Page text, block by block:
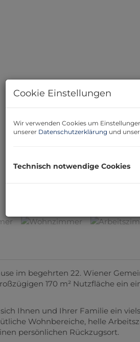
im begehrten 22. Wiener
170 m² Nutzfläche ein
Ihnen und Ihrer Familie ein
Wohnbereiche, helle
persönlichen Rückzugsort.
Cookie Einstellungen
Wir verwenden Cookies um
unserer Datenschutzerklärung und
Technisch notwendige Cookies